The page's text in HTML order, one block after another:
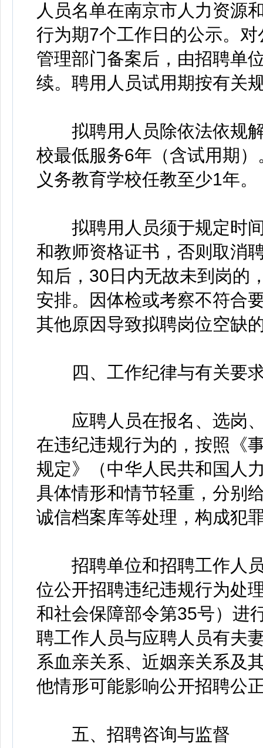
人员名单在南京市人力资源
行为期7个工作日的公示。
管理部门备案后，由招聘单
续。聘用人员试用期按有关
拟聘用人员除依法依规解
校最低服务6年（含试用期
义务教育学校任教至少1年。
拟聘用人员须于规定时间
和教师资格证书，否则取消
知后，30日内无故未到岗的
安排。因体检或考察不符合
其他原因导致拟聘岗位空缺
四、工作纪律与有关要
应聘人员在报名、选岗、
在违纪违规行为的，按照《
规定》（中华人民共和国人
具体情形和情节轻重，分别
诚信档案库等处理，构成犯
招聘单位和招聘工作人员
位公开招聘违纪违规行为处
和社会保障部令第35号）进
聘工作人员与应聘人员有夫
系血亲关系、近姻亲关系及
他情形可能影响公开招聘公
五、招聘咨询与监督